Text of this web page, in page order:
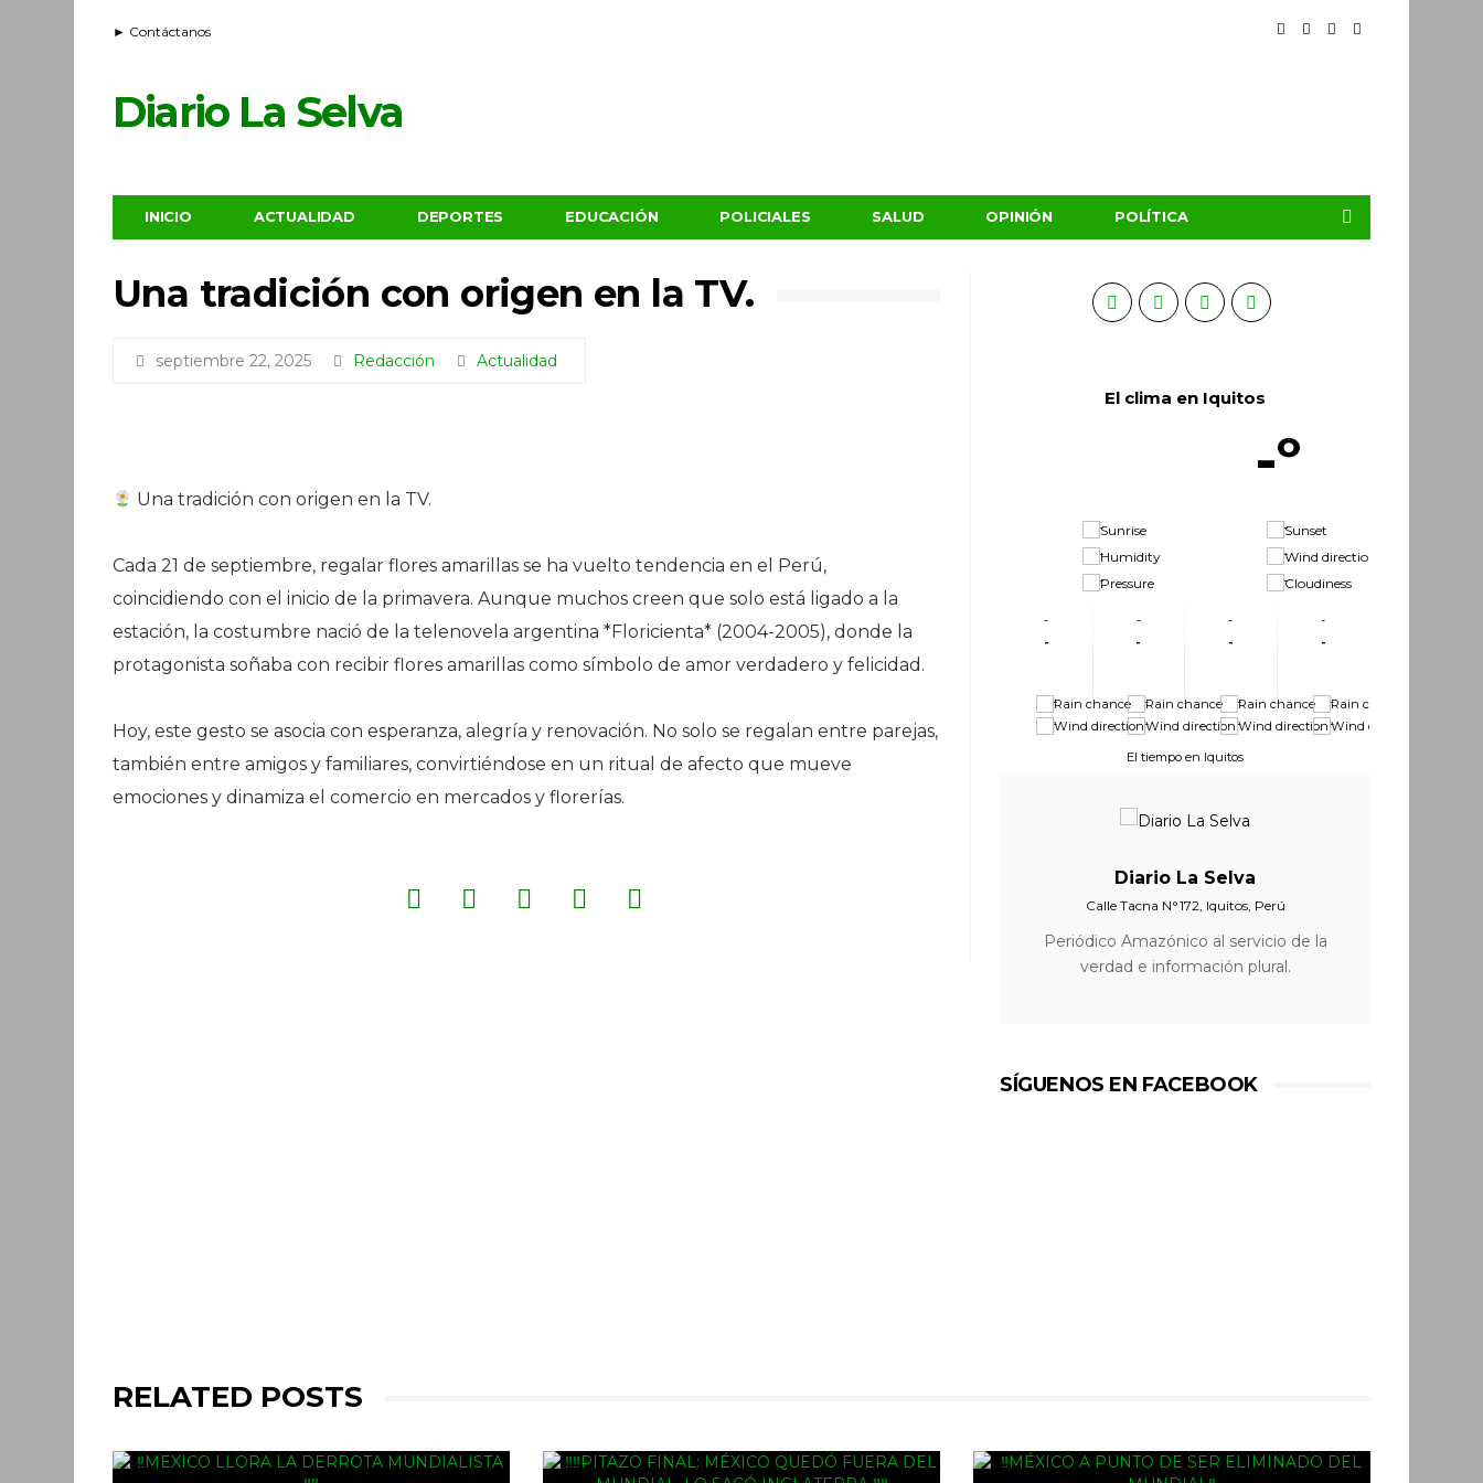
► Contáctanos
Diario La Selva
INICIO ACTUALIDAD DEPORTES EDUCACIÓN POLICIALES SALUD OPINIÓN POLÍTICA
Una tradición con origen en la TV.
septiembre 22, 2025 Redacción Actualidad
Una tradición con origen en la TV.
Cada 21 de septiembre, regalar flores amarillas se ha vuelto tendencia en el Perú,
coincidiendo con el inicio de la primavera. Aunque muchos creen que solo está ligado a la
estación, la costumbre nació de la telenovela argentina *Floricienta* (2004-2005), donde la
protagonista soñaba con recibir flores amarillas como símbolo de amor verdadero y felicidad.
Hoy, este gesto se asocia con esperanza, alegría y renovación. No solo se regalan entre parejas,
también entre amigos y familiares, convirtiéndose en un ritual de afecto que mueve
emociones y dinamiza el comercio en mercados y florerías.
El clima en Iquitos
-º
-
-
-
-
-
-
-
-
-
-
-
-
-
-
-
-
-
-
-
-
-
-
El tiempo en Iquitos
Diario La Selva
Calle Tacna N°172, Iquitos, Perú
Periódico Amazónico al servicio de la
verdad e información plural.
SÍGUENOS EN FACEBOOK
RELATED POSTS